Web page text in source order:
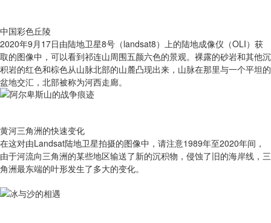
中国彩色丘陵
2020年9月17日由陆地卫星8号（landsat8）上的陆地成像仪（OLI）获
取的图像中，可以看到祁连山周围五颜六色的景观。裸露的砂岩和其他沉
积岩的红色和棕色从山脉北部的山麓凸现出来，山脉在那里与一个平坦的
盆地交汇，北部被称为河西走廊。
黄河三角洲的快速变化
在这对由Landsat陆地卫星拍摄的图像中，请注意1989年至2020年间，
由于河流向三角洲的某些地区输送了新的沉积物，侵蚀了旧的海岸线，三
角洲最东端的叶形发生了多大的变化。